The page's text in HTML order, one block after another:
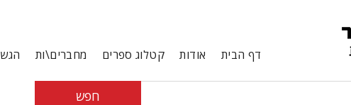
דף הבית אודות קטלוג ספרים מחברים\ות
חפש